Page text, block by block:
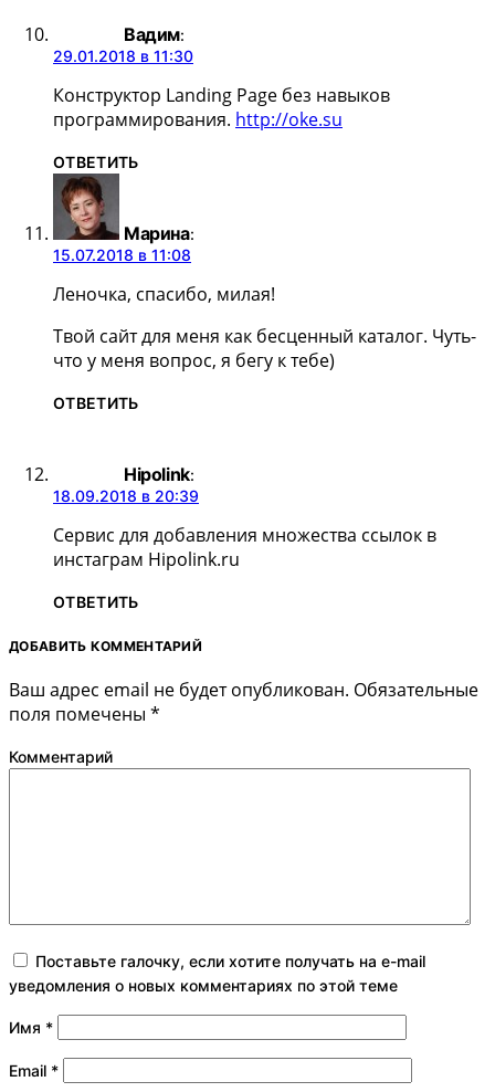
Вадим:
29.01.2018 в 11:30
Конструктор Landing Page без навыков
программирования. http://oke.su
ОТВЕТИТЬ
Марина:
15.07.2018 в 11:08
Леночка, спасибо, милая!
Твой сайт для меня как бесценный каталог. Чуть-
что у меня вопрос, я бегу к тебе)
ОТВЕТИТЬ
Hipolink:
18.09.2018 в 20:39
Сервис для добавления множества ссылок в
инстаграм Hipolink.ru
ОТВЕТИТЬ
ДОБАВИТЬ КОММЕНТАРИЙ
Ваш адрес email не будет опубликован. Обязательные
поля помечены *
Комментарий
Поставьте галочку, если хотите получать на e-mail
уведомления о новых комментариях по этой теме
Имя *
Email *